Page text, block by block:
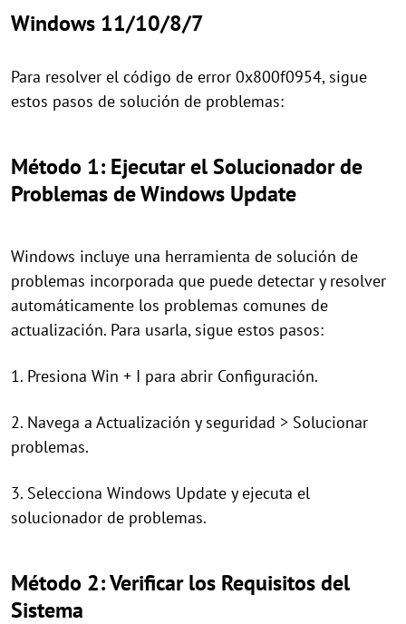
Windows 11/10/8/7
Para resolver el código de error 0x800f0954, sigue
estos pasos de solución de problemas:
Método 1: Ejecutar el Solucionador de
Problemas de Windows Update
Windows incluye una herramienta de solución de
problemas incorporada que puede detectar y resolver
automáticamente los problemas comunes de
actualización. Para usarla, sigue estos pasos:
1. Presiona Win + I para abrir Configuración.
2. Navega a Actualización y seguridad > Solucionar
problemas.
3. Selecciona Windows Update y ejecuta el
solucionador de problemas.
Método 2: Verificar los Requisitos del
Sistema